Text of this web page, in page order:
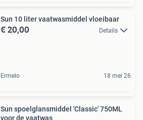
Sun 10 liter vaatwasmiddel vloeibaar
€ 20,00 Details
Ermelo 18 mei 26
Sun spoelglansmiddel 'Classic' 750ML
voor de vaatwas